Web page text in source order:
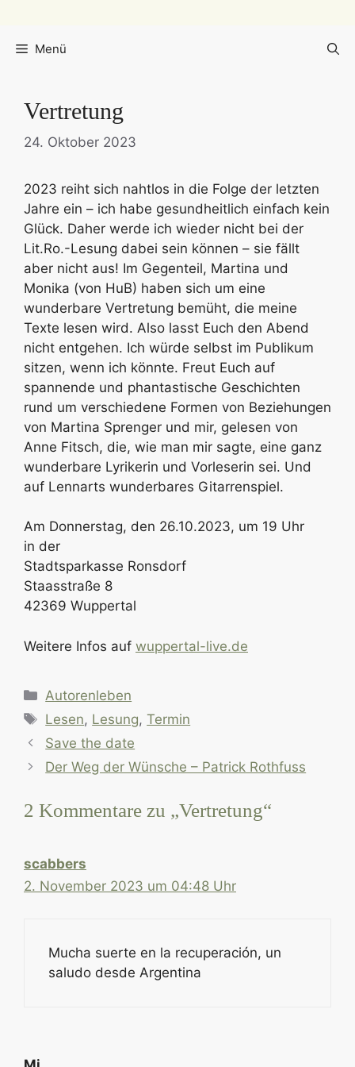
Menü
Vertretung
24. Oktober 2023
2023 reiht sich nahtlos in die Folge der letzten
Jahre ein – ich habe gesundheitlich einfach kein
Glück. Daher werde ich wieder nicht bei der
Lit.Ro.-Lesung dabei sein können – sie fällt
aber nicht aus! Im Gegenteil, Martina und
Monika (von HuB) haben sich um eine
wunderbare Vertretung bemüht, die meine
Texte lesen wird. Also lasst Euch den Abend
nicht entgehen. Ich würde selbst im Publikum
sitzen, wenn ich könnte. Freut Euch auf
spannende und phantastische Geschichten
rund um verschiedene Formen von Beziehungen
von Martina Sprenger und mir, gelesen von
Anne Fitsch, die, wie man mir sagte, eine ganz
wunderbare Lyrikerin und Vorleserin sei. Und
auf Lennarts wunderbares Gitarrenspiel.
Am Donnerstag, den 26.10.2023, um 19 Uhr
in der
Stadtsparkasse Ronsdorf
Staasstraße 8
42369 Wuppertal
Weitere Infos auf wuppertal-live.de
Kategorien
Autorenleben
Schlagwörter
Lesen, Lesung,Termin
Save the date
Der Weg der Wünsche – Patrick Rothfuss
2 Kommentare zu „Vertretung“
scabbers
2. November 2023 um 04:48 Uhr
Mucha suerte en la recuperación, un
saludo desde Argentina